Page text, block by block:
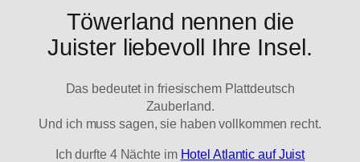
Töwerland nennen die
Juister liebevoll Ihre Insel.
Das bedeutet in friesischem Plattdeutsch
Zauberland.
Und ich muss sagen, sie haben vollkommen recht.
Ich durfte 4 Nächte im Hotel Atlantic auf Juist